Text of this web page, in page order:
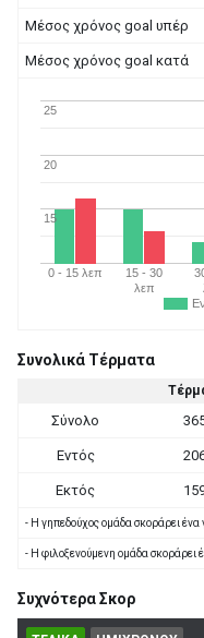
Μέσος χρόνος goal υπέρ
Μέσος χρόνος goal κατά
0 - 15 λεπ
15 - 30
λεπ
15
20
25
Συνολικά Τέρματα
Σύνολο
Εντός
Εκτός
- Η γηπεδούχος ομάδα σκοράρει
- Η φιλοξενούμενη ομάδα σκοράρει
Συχνότερα Σκορ